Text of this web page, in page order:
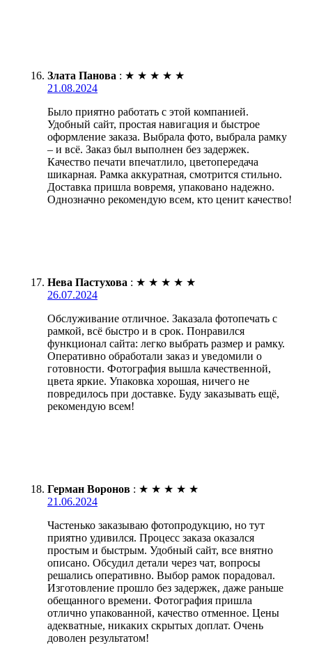
Злата Панова : ★ ★ ★ ★ ★
21.08.2024
Было приятно работать с этой компанией.
Удобный сайт, простая навигация и быстрое
оформление заказа. Выбрала фото, выбрала рамку
– и всё. Заказ был выполнен без задержек.
Качество печати впечатлило, цветопередача
шикарная. Рамка аккуратная, смотрится стильно.
Доставка пришла вовремя, упаковано надежно.
Однозначно рекомендую всем, кто ценит качество!
Нева Пастухова : ★ ★ ★ ★ ★
26.07.2024
Обслуживание отличное. Заказала фотопечать с
рамкой, всё быстро и в срок. Понравился
функционал сайта: легко выбрать размер и рамку.
Оперативно обработали заказ и уведомили о
готовности. Фотография вышла качественной,
цвета яркие. Упаковка хорошая, ничего не
повредилось при доставке. Буду заказывать ещё,
рекомендую всем!
Герман Воронов : ★ ★ ★ ★ ★
21.06.2024
Частенько заказываю фотопродукцию, но тут
приятно удивился. Процесс заказа оказался
простым и быстрым. Удобный сайт, все внятно
описано. Обсудил детали через чат, вопросы
решались оперативно. Выбор рамок порадовал.
Изготовление прошло без задержек, даже раньше
обещанного времени. Фотография пришла
отлично упакованной, качество отменное. Цены
адекватные, никаких скрытых доплат. Очень
доволен результатом!